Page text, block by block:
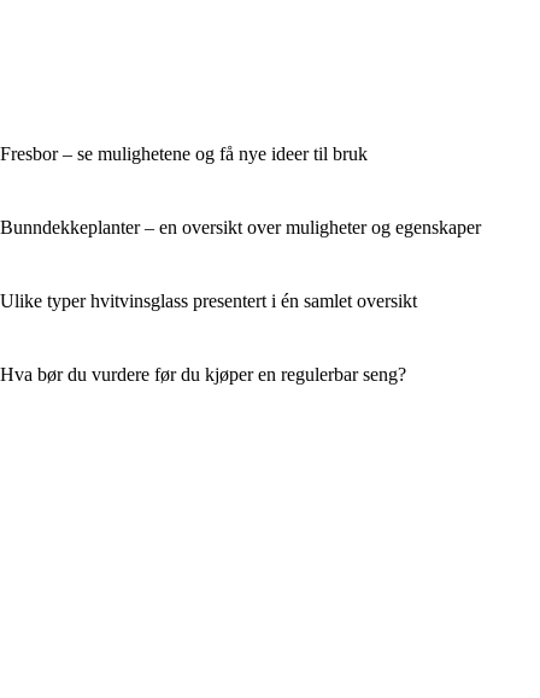
Fresbor – se mulighetene og få nye ideer til bruk
Bunndekkeplanter – en oversikt over muligheter og egenskaper
Ulike typer hvitvinsglass presentert i én samlet oversikt
Hva bør du vurdere før du kjøper en regulerbar seng?